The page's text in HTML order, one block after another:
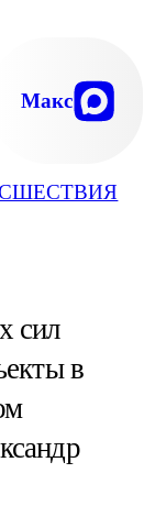
Макс
сил
в